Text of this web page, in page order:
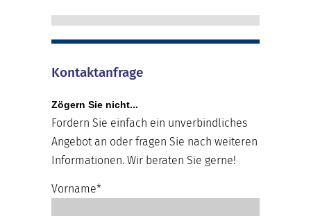
Kontaktanfrage
Zögern Sie nicht...
Fordern Sie einfach ein unverbindliches
Angebot an oder fragen Sie nach weiteren
Informationen. Wir beraten Sie gerne!
Vorname*